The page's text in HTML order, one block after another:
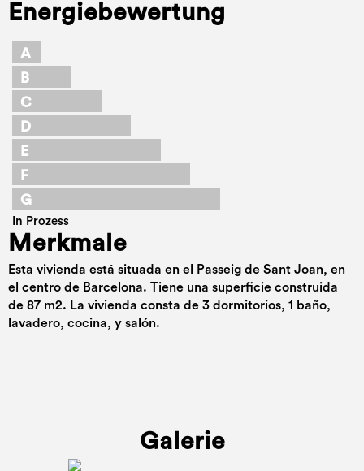
Energiebewertung
A
B
C
D
E
F
G
In Prozess
Merkmale
Esta vivienda está situada en el Passeig de Sant Joan, en
el centro de Barcelona. Tiene una superficie construida
de 87 m2. La vivienda consta de 3 dormitorios, 1 baño,
lavadero, cocina, y salón.
Galerie